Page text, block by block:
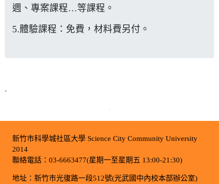
週、專案課程…等課程。
5.體驗課程：免費，材料費另付。
.
新竹市科學城社區大學 Science City Community University
2014
聯絡電話：03-6663477(星期一至星期五 13:00-21:30)
地址：新竹市光復路一段512號(光武國中內校本部辦公室)